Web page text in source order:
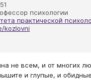
психологии
практической
kozlovni
не всем, и от многих
и глупые, и обидные